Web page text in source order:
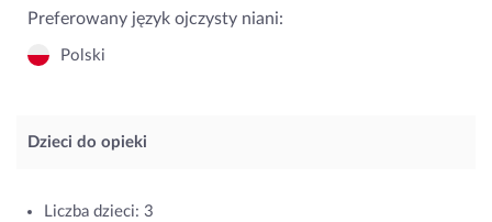
Preferowany język ojczysty niani:
Polski
Dzieci do opieki
Liczba dzieci: 3